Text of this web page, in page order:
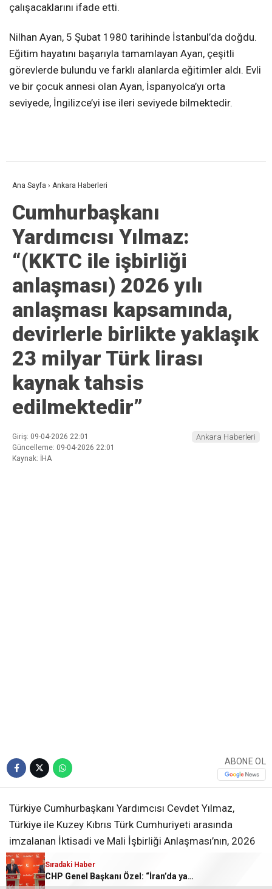
çalışacaklarını ifade etti.
Nilhan Ayan, 5 Şubat 1980 tarihinde İstanbul’da doğdu.
Eğitim hayatını başarıyla tamamlayan Ayan, çeşitli
görevlerde bulundu ve farklı alanlarda eğitimler aldı. Evli
ve bir çocuk annesi olan Ayan, İspanyolca’yı orta
seviyede, İngilizce’yi ise ileri seviyede bilmektedir.
Ana Sayfa › Ankara Haberleri
Cumhurbaşkanı
Yardımcısı Yılmaz:
“(KKTC ile işbirliği
anlaşması) 2026 yılı
anlaşması kapsamında,
devirlerle birlikte yaklaşık
23 milyar Türk lirası
kaynak tahsis
edilmektedir”
Giriş: 09-04-2026 22:01
Güncelleme: 09-04-2026 22:01
Kaynak: İHA
Ankara Haberleri
ABONE OL
Türkiye Cumhurbaşkanı Yardımcısı Cevdet Yılmaz,
Türkiye ile Kuzey Kıbrıs Türk Cumhuriyeti arasında
imzalanan İktisadi ve Mali İşbirliği Anlaşması’nın, 2026
yılı anlaşması kapsamında yaklaşık 23 milyar Türk lirası
kaynak tahsis edildiğini açıkladı. Cumhurbaşkanlığı
Sıradaki Haber
CHP Genel Başkanı Özel: “İran’da yaşananlar, dünyadaki tüm ülkelerin ekonomilerine zarar veriyor”